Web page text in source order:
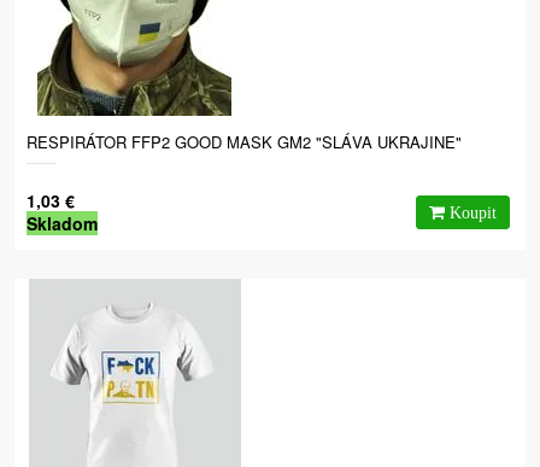
RESPIRÁTOR FFP2 GOOD MASK GM2 "SLÁVA UKRAJINE"
1,03 €
Skladom